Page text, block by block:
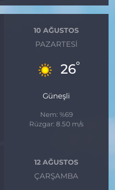
10 AĞUSTOS
PAZARTESI
26°
Güneşli
Nem: %69
Rüzgar: 8.50 m/s
12 AĞUSTOS
ÇARŞAMBA